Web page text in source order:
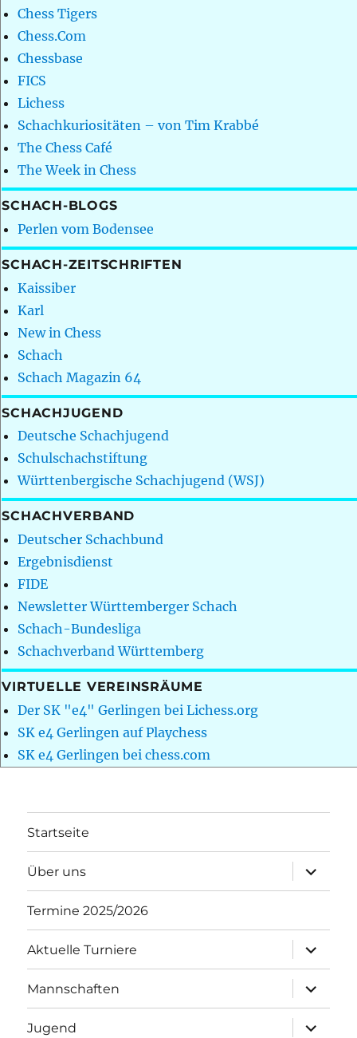
Chess Tigers
Chess.Com
Chessbase
FICS
Lichess
Schachkuriositäten – von Tim Krabbé
The Chess Café
The Week in Chess
SCHACH-BLOGS
Perlen vom Bodensee
SCHACH-ZEITSCHRIFTEN
Kaissiber
Karl
New in Chess
Schach
Schach Magazin 64
SCHACHJUGEND
Deutsche Schachjugend
Schulschachstiftung
Württenbergische Schachjugend (WSJ)
SCHACHVERBAND
Deutscher Schachbund
Ergebnisdienst
FIDE
Newsletter Württemberger Schach
Schach-Bundesliga
Schachverband Württemberg
VIRTUELLE VEREINSRÄUME
Der SK "e4" Gerlingen bei Lichess.org
SK e4 Gerlingen auf Playchess
SK e4 Gerlingen bei chess.com
Startseite
Über uns
öffnen
Termine 2025/2026
Aktuelle Turniere
öffnen
Mannschaften
öffnen
Jugend